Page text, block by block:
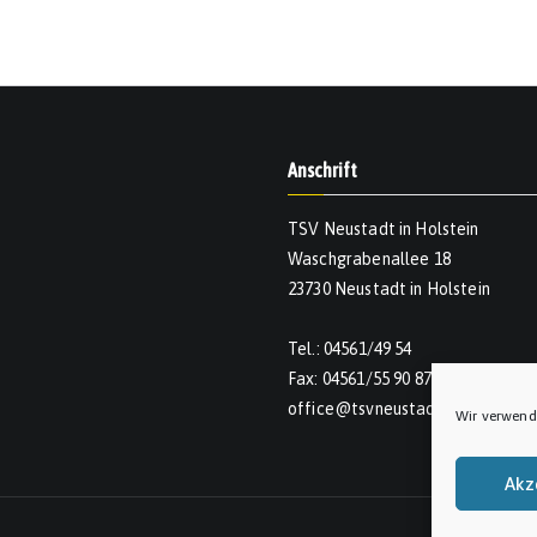
Wir
Anschrift
TSV Neustadt in Holstein
Waschgrabenallee 18
23730 Neustadt in Holstein
Tel.: 04561/49 54
Fax: 04561/55 90 874
office@tsvneustadt.de